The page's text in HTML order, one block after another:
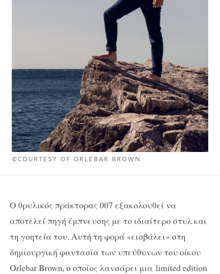
©COURTESY OF ORLEBAR BROWN
O θρυλικός πράκτορας 007 εξακολουθεί να
αποτελεί πηγή έμπνευσης με το ιδιαίτερο στυλ και
τη γοητεία του. Αυτή τη φορά «εισβάλει» στη
δημιουργική φαντασία των υπεύθυνων του οίκου
Orlebar Brown, ο οποίος λανσάρει μια limited edition